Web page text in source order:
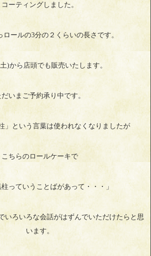
コーティングしました。
ロールの3分の２くらいの長さです。
)から店頭でも販売いたします。
だいまご予約承り中です。
」という言葉は使われなくなりましたが
こちらのロールケーキで
柱っていうことばがあって・・・」
いろいろな会話がはずんでいただけたらと思
います。